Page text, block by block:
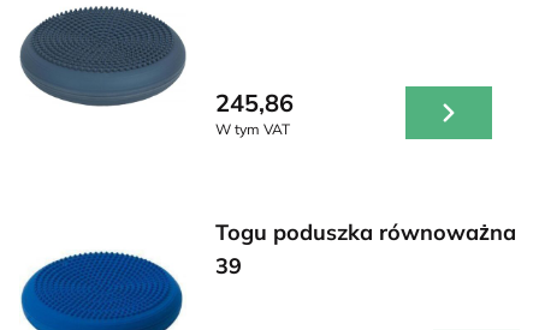
245,86
W tym VAT
Togu poduszka równoważna
39